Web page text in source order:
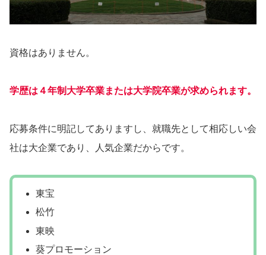
資格はありません。
学歴は４年制大学卒業または大学院卒業が求められます。
応募条件に明記してありますし、就職先として相応しい会
社は大企業であり、人気企業だからです。
東宝
松竹
東映
葵プロモーション